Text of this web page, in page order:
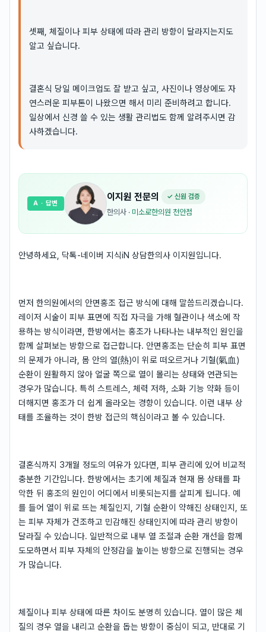
셋째, 체질이나 피부 상태에 따라 관리 방향이 달라지는지도
알고 싶습니다.
결혼식 당일 메이크업도 잘 받고 싶고, 사진이나 영상에도 자
연스러운 피부톤이 나왔으면 해서 미리 준비하려고 합니다.
일상에서 신경 쓸 수 있는 생활 관리법도 함께 알려주시면 감
사하겠습니다.
이지원 전문의 ✓ 신원 검증
한의사 · 미소로한의원 천안점
A · 답변
안녕하세요, 닥톡-네이버 지식iN 상담한의사 이지원입니다.
먼저 한의원에서의 안면홍조 접근 방식에 대해 말씀드리겠습니다.
레이저 시술이 피부 표면에 직접 자극을 가해 혈관이나 색소에 작
용하는 방식이라면, 한방에서는 홍조가 나타나는 내부적인 원인을
함께 살펴보는 방향으로 접근합니다. 안면홍조는 단순히 피부 표면
의 문제가 아니라, 몸 안의 열(熱)이 위로 떠오르거나 기혈(氣血)
순환이 원활하지 않아 얼굴 쪽으로 열이 몰리는 상태와 연관되는
경우가 많습니다. 특히 스트레스, 체력 저하, 소화 기능 약화 등이
더해지면 홍조가 더 쉽게 올라오는 경향이 있습니다. 이런 내부 상
태를 조율하는 것이 한방 접근의 핵심이라고 볼 수 있습니다.
결혼식까지 3개월 정도의 여유가 있다면, 피부 관리에 있어 비교적
충분한 기간입니다. 한방에서는 초기에 체질과 현재 몸 상태를 파
악한 뒤 홍조의 원인이 어디에서 비롯되는지를 살피게 됩니다. 예
를 들어 열이 위로 뜨는 체질인지, 기혈 순환이 약해진 상태인지, 또
는 피부 자체가 건조하고 민감해진 상태인지에 따라 관리 방향이
달라질 수 있습니다. 일반적으로 내부 열 조절과 순환 개선을 함께
도모하면서 피부 자체의 안정감을 높이는 방향으로 진행되는 경우
가 많습니다.
체질이나 피부 상태에 따른 차이도 분명히 있습니다. 열이 많은 체
질의 경우 열을 내리고 순환을 돕는 방향이 중심이 되고, 반대로 기